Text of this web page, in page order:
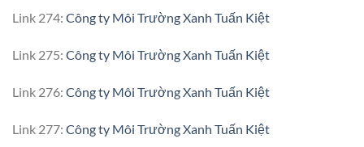
Link 274: Công ty Môi Trường Xanh Tuấn Kiệt
Link 275: Công ty Môi Trường Xanh Tuấn Kiệt
Link 276: Công ty Môi Trường Xanh Tuấn Kiệt
Link 277: Công ty Môi Trường Xanh Tuấn Kiệt